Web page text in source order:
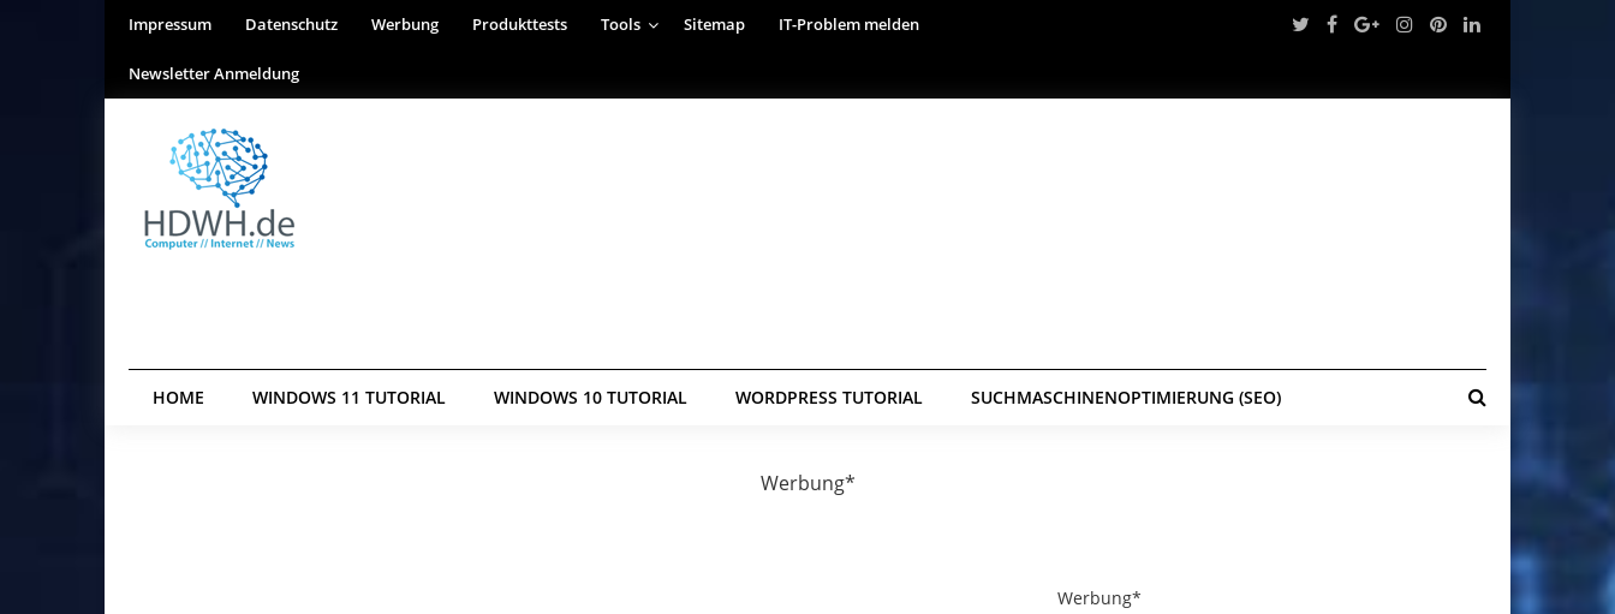
Impressum Datenschutz Werbung Produkttests Tools Sitemap IT-Problem melden
Newsletter Anmeldung
HOME WINDOWS 11 TUTORIAL WINDOWS 10 TUTORIAL WORDPRESS TUTORIAL SUCHMASCHINENOPTIMIERUNG (SEO)
Werbung*
Werbung*